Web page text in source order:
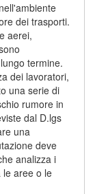
dei trasporti.
aerei,
termine.
dei lavoratori,
una serie di
rumore in
dal D.lgs
una
deve
analizza i
le aree o le